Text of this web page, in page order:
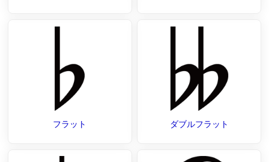
フラット ダブルフラット